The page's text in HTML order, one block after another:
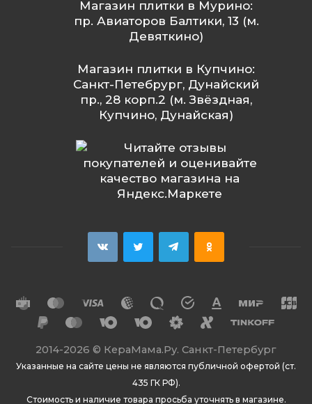
Магазин плитки в Мурино:
пр. Авиаторов Балтики, 13 (м.
Девяткино)
Магазин плитки в Купчино:
Санкт-Петебрург, Дунайский
пр., 28 корп.2 (м. Звёздная,
Купчино, Дунайская)
2014-2026 © КераМама.Ру. Санкт-Петербург
Указанные на сайте цены не являются публичной офертой (ст.
435 ГК РФ).
Стоимость и наличие товара просьба уточнять в магазине.